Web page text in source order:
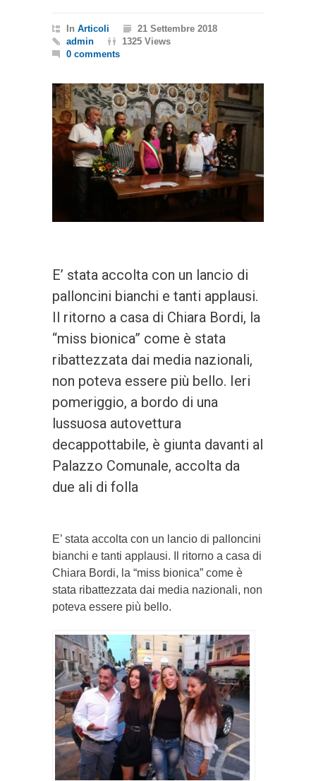
In Articoli
21 Settembre 2018
admin
1325 Views
0 comments
E’ stata accolta con un lancio di
palloncini bianchi e tanti applausi.
Il ritorno a casa di Chiara Bordi, la
“miss bionica” come è stata
ribattezzata dai media nazionali,
non poteva essere più bello. Ieri
pomeriggio, a bordo di una
lussuosa autovettura
decappottabile, è giunta davanti al
Palazzo Comunale, accolta da
due ali di folla
E’ stata accolta con un lancio di palloncini
bianchi e tanti applausi. Il ritorno a casa di
Chiara Bordi, la “miss bionica” come è
stata ribattezzata dai media nazionali, non
poteva essere più bello.